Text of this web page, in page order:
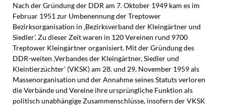
Nach der Gründung der DDR am 7. Oktober 1949 kam es im
Februar 1951 zur Umbenennung der Treptower
Bezirksorganisation in ‚Bezirksverband der Kleingärtner und
Siedler’. Zu dieser Zeit waren in 120 Vereinen rund 9700
Treptower Kleingärtner organisiert. Mit der Gründung des
DDR-weiten ‚Verbandes der Kleingärtner, Siedler und
Kleintierzüchter’ (VKSK) am 28. und 29. November 1959 als
Massenorganisation und der Annahme seines Statuts verloren
die Verbände und Vereine ihre ursprüngliche Funktion als
politisch unabhängige Zusammenschlüsse, insofern der VKSK